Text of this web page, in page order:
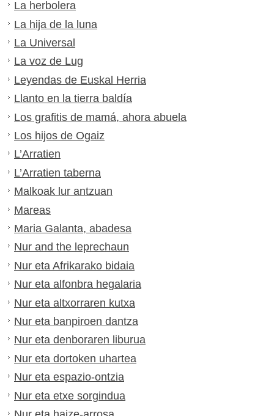
La herbolera
La hija de la luna
La Universal
La voz de Lug
Leyendas de Euskal Herria
Llanto en la tierra baldía
Los grafitis de mamá, ahora abuela
Los hijos de Ogaiz
L’Arratien
L’Arratien taberna
Malkoak lur antzuan
Mareas
Maria Galanta, abadesa
Nur and the leprechaun
Nur eta Afrikarako bidaia
Nur eta alfonbra hegalaria
Nur eta altxorraren kutxa
Nur eta banpiroen dantza
Nur eta denboraren liburua
Nur eta dortoken uhartea
Nur eta espazio-ontzia
Nur eta etxe sorgindua